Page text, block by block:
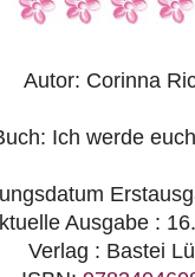
Autor: Corinna
Ich werde
Ausgabe :
Verlag : Bastei